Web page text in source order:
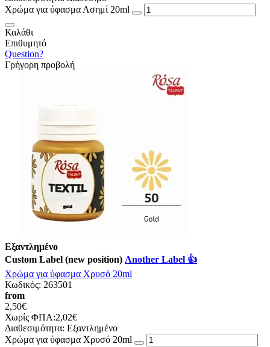
Χρώμα για ύφασμα Ασημί 20ml
Καλάθι
Επιθυμητό
Question?
Γρήγορη προβολή
Εξαντλημένο
Custom Label (new position) Another Label 👍
Χρώμα για ύφασμα Χρυσό 20ml
Κωδικός: 263501
from
2,50€
Χωρίς ΦΠΑ:2,02€
Διαθεσιμότητα: Εξαντλημένο
Χρώμα για ύφασμα Χρυσό 20ml